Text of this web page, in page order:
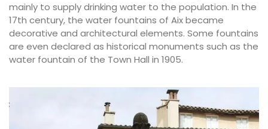
mainly to supply drinking water to the population. In the
17th century, the water fountains of Aix became
decorative and architectural elements. Some fountains
are even declared as historical monuments such as the
water fountain of the Town Hall in 1905.